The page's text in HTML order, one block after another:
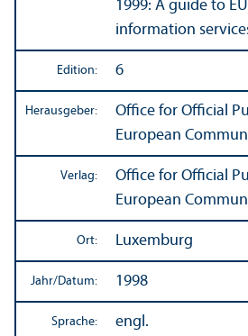
1999: A guide to
information
Edition: 6
Herausgeber:
Office for Official
European
Verlag:
Office for Official
European
Ort: Luxemburg
Jahr/Datum: 1998
Sprache: engl.